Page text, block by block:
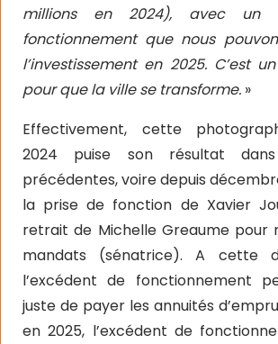
millions en 2024), avec un
fonctionnement que nous
l’investissement en 2025. C’est
pour que la ville se transforme. »
Effectivement, cette
2024 puise son résultat
précédentes, voire depuis
la prise de fonction de Xavier
retrait de Michelle Greaume pour
mandats (sénatrice). A cette
l’excédent de fonctionnement
juste de payer les annuités
en 2025, l’excédent de